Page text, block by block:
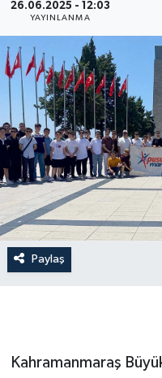
26.06.2025 - 12:03
YAYINLANMA
Paylaş
Kahramanmaraş